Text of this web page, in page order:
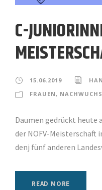
C-
15.06.2019
FRAUEN, NACHWUCHS
Daumen gedrückt heute
der NOFV-Meisterschaft
denj fünf anderen
READ MORE